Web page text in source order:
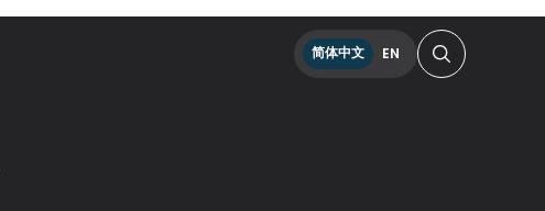
简体中文 EN